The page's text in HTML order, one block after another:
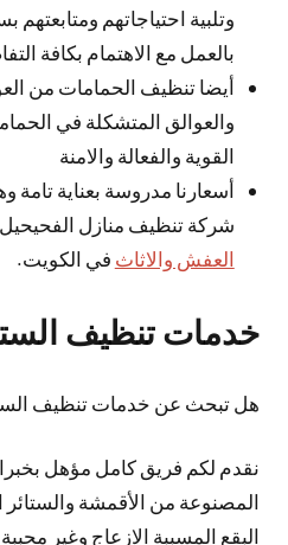
وتلبية احتياجاتهم ومتابعتهم
بالعمل مع الاهتمام بكافة
أيضا تنظيف الحمامات من
والعوالق المتشكلة في
القوية والفعالة والامنة
أسعارنا مدروسة بعناية
شركة تنظيف منازل
العفش والاثاث في الكويت.
خدمات تنظيف
هل تبحث عن خدمات تنظيف
نقدم لكم فريق كامل مؤهل
المصنوعة من الأقمشة والستائر
البقع المسببة الازعاج وغير